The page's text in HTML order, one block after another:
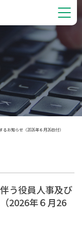
お知らせ（2026年６月26日付）
う役員人事及び
2026年６月26